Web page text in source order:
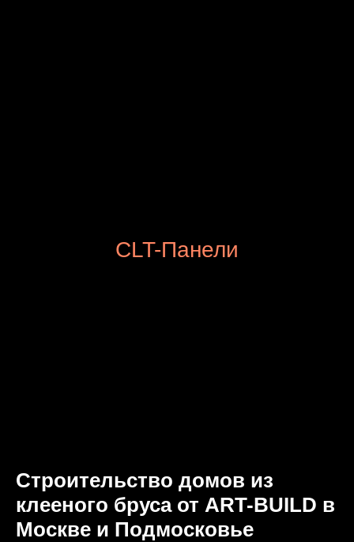
CLT-Панели
Строительство домов из
клееного бруса от ART-BUILD в
Москве и Подмосковье